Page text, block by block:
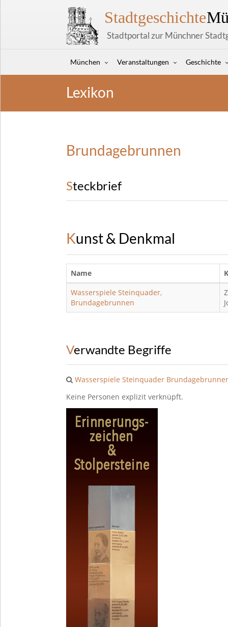
Stadtgeschichte
Stadtportal zur Münchner
München Veranstaltungen Geschichte
Lexikon
Brundagebrunnen
Steckbrief
Kunst & Denkmal
Name
Wasserspiele Steinquader,
Brundagebrunnen
Verwandte Begriffe
Wasserspiele Steinquader
Keine Personen explizit verknüpft.